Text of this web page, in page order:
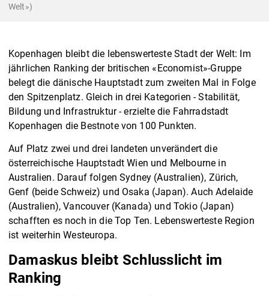
Welt»)
Kopenhagen bleibt die lebenswerteste Stadt der Welt: Im
jährlichen Ranking der britischen «Economist»-Gruppe
belegt die dänische Hauptstadt zum zweiten Mal in Folge
den Spitzenplatz. Gleich in drei Kategorien - Stabilität,
Bildung und Infrastruktur - erzielte die Fahrradstadt
Kopenhagen die Bestnote von 100 Punkten.
Auf Platz zwei und drei landeten unverändert die
österreichische Hauptstadt Wien und Melbourne in
Australien. Darauf folgen Sydney (Australien), Zürich,
Genf (beide Schweiz) und Osaka (Japan). Auch Adelaide
(Australien), Vancouver (Kanada) und Tokio (Japan)
schafften es noch in die Top Ten. Lebenswerteste Region
ist weiterhin Westeuropa.
Damaskus bleibt Schlusslicht im
Ranking